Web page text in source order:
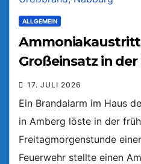
ALLGEMEIN
Großeinsatz in
17. JULI 2026
Ein Brandalarm im Haus
in Amberg löste in der
Freitagmorgenstunde
Feuerwehr stellte einen